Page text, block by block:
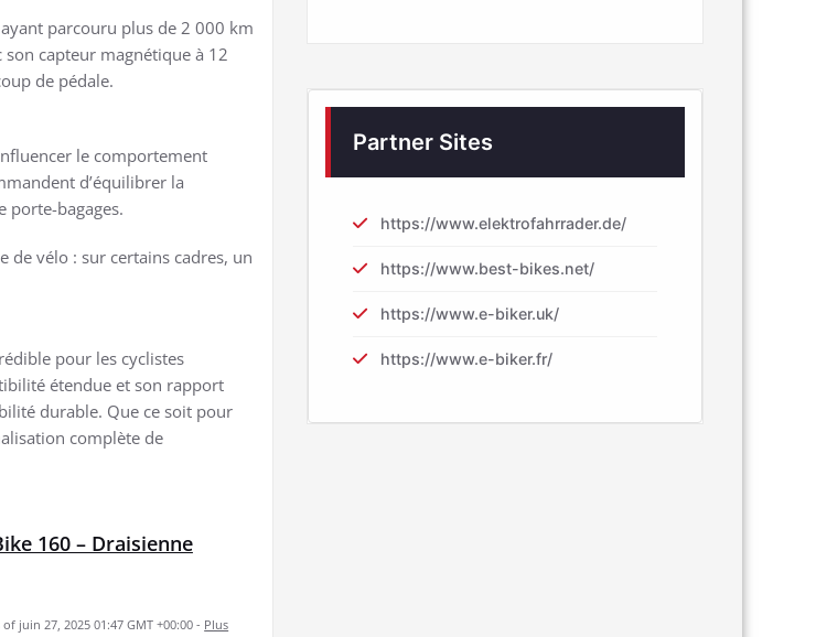
parcouru plus de 2 000 km
capteur magnétique à 12
de pédale.
le comportement
d’équilibrer la
porte-bagages.
de vélo : sur certains cadres, un
pour les cyclistes
étendue et son rapport
durable. Que ce soit pour
complète de
160 – Draisienne
of juin 27, 2025 01:47 GMT +00:00 - Plus
Partner Sites
https://www.elektrofahrrader.de/
https://www.best-bikes.net/
https://www.e-biker.uk/
https://www.e-biker.fr/